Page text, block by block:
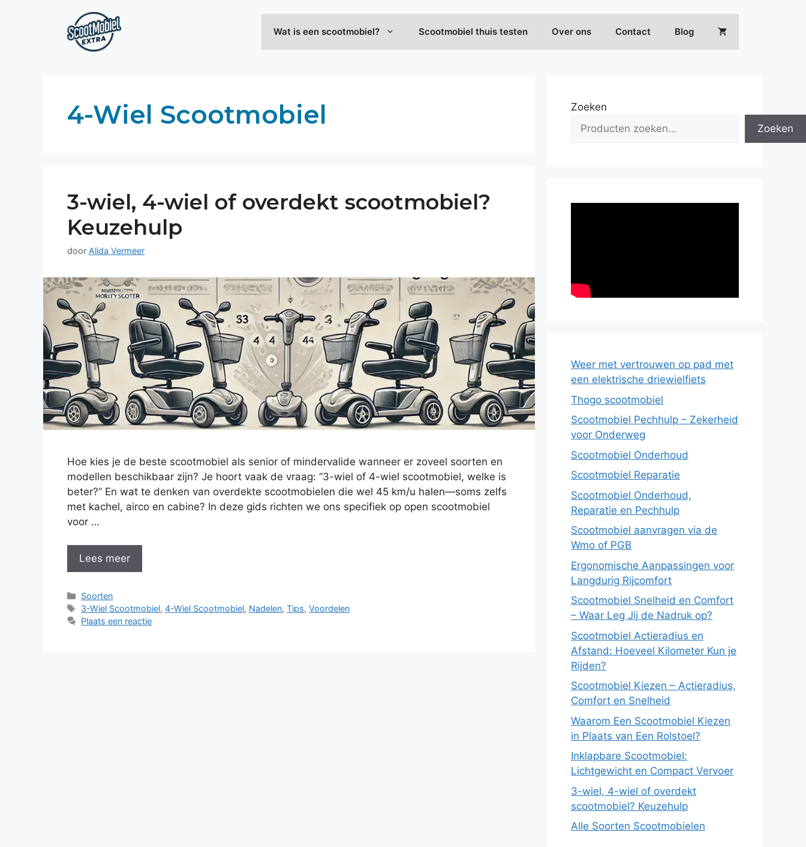
Wat is een scootmobiel? Scootmobiel thuis testen Over ons Contact Blog
4-Wiel Scootmobiel
3-wiel, 4-wiel of overdekt scootmobiel?
Keuzehulp
door Alida Vermeer
Hoe kies je de beste scootmobiel als senior of mindervalide wanneer er zoveel soorten en
modellen beschikbaar zijn? Je hoort vaak de vraag: “3-wiel of 4-wiel scootmobiel, welke is
beter?” En wat te denken van overdekte scootmobielen die wel 45 km/u halen—soms zelfs
met kachel, airco en cabine? In deze gids richten we ons specifiek op open scootmobiel
voor …
Lees meer
Categorieën
Soorten
Tags
3-Wiel Scootmobiel,4-Wiel Scootmobiel, Nadelen,Tips,Voordelen
Plaats een reactie
Zoeken
Zoeken
Weer met vertrouwen op pad met
een elektrische driewielfiets
Thogo scootmobiel
Scootmobiel Pechhulp – Zekerheid
voor Onderweg
Scootmobiel Onderhoud
Scootmobiel Reparatie
Scootmobiel Onderhoud,
Reparatie en Pechhulp
Scootmobiel aanvragen via de
Wmo of PGB
Ergonomische Aanpassingen voor
Langdurig Rijcomfort
Scootmobiel Snelheid en Comfort
– Waar Leg Jij de Nadruk op?
Scootmobiel Actieradius en
Afstand: Hoeveel Kilometer Kun je
Rijden?
Scootmobiel Kiezen – Actieradius,
Comfort en Snelheid
Waarom Een Scootmobiel Kiezen
in Plaats van Een Rolstoel?
Inklapbare Scootmobiel:
Lichtgewicht en Compact Vervoer
3-wiel, 4-wiel of overdekt
scootmobiel? Keuzehulp
Alle Soorten Scootmobielen